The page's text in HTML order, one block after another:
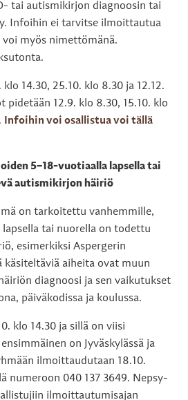
tai autismikirjon diagnoosin tai
Infoihin ei tarvitse ilmoittautua
myös nimettömänä.
14.30, 25.10. klo 8.30 ja 12.12.
pidetään 12.9. klo 8.30, 15.10. klo
Infoihin voi osallistua voi tällä
5–18-vuotiaalla lapsella tai
autismikirjon häiriö
on tarkoitettu vanhemmille,
tai nuorella on todettu
esimerkiksi Aspergerin
käsiteltäviä aiheita ovat muun
diagnoosi ja sen vaikutukset
päiväkodissa ja koulussa.
klo 14.30 ja sillä on viisi
on Jyväskylässä ja
ilmoittaudutaan 18.10.
numeroon 040 137 3649. Nepsy-
ilmoittautumisajan